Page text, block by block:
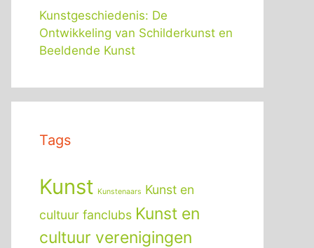
Kunstgeschiedenis: De
Ontwikkeling van Schilderkunst en
Beeldende Kunst
Tags
Kunst Kunstenaars Kunst en
cultuur fanclubs Kunst en
cultuur verenigingen